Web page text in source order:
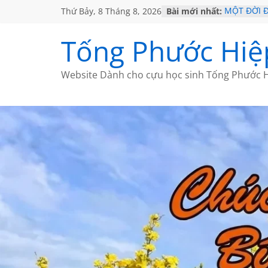
Thứ Bảy, 8 Tháng 8, 2026 Bài mới nhất: MỘT ĐỜI
CHÙM
GIÃ TỪ ĐÀ
HỌC SỬ
Tống Phước
Website Dành cho cựu học sinh Tống Phước